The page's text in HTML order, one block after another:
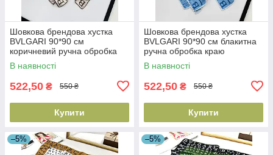
Шовкова брендова хустка
BVLGARI 90*90 см
коричневий ручна обробка
краю
В наявності
522,50 ₴ 550 ₴
Купити
Шовкова брендова хустка
BVLGARI 90*90 см блакитна
ручна обробка краю
В наявності
522,50 ₴ 550 ₴
Купити
–5% –5%